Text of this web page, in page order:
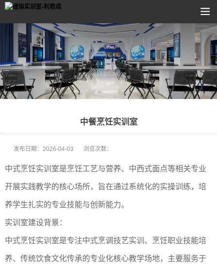
中餐烹饪实训室
发布日期： 2026-04-03 浏览次数：
中式烹饪实训室是烹饪工艺与营养、中西式面点等相关专业
开展实践教学的核心场所，旨在通过系统化的实操训练，培
养学生扎实的专业技能与创新能力。
实训室建设背景：
中式烹饪实训室是专注中式烹调技艺实训、烹饪职业技能培
养、传统饮食文化传承的专业化核心教学场地，主要服务于